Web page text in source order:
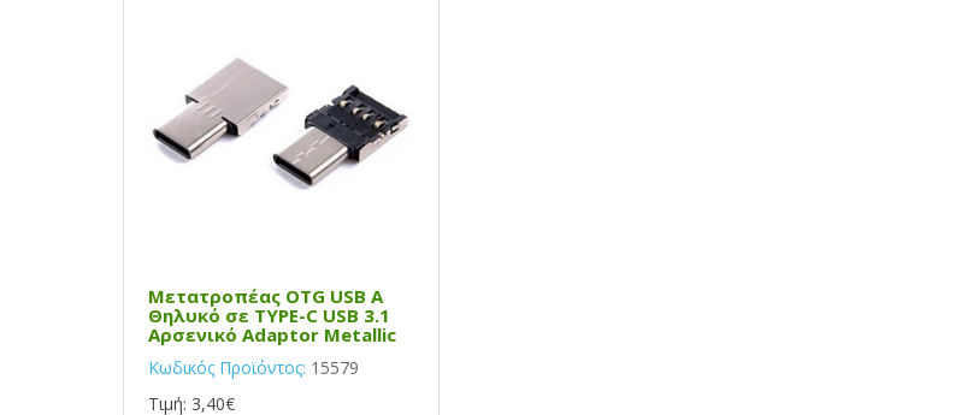
Μετατροπέας OTG USB Α
Θηλυκό σε TYPE-C USB 3.1
Αρσενικό Adaptor Metallic
Κωδικός Προϊόντος: 15579
Τιμή: 3,40€